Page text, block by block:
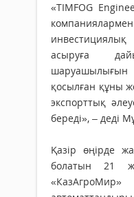
«TIMFOG
асыруға
қосылған құны
экспорттық
береді», – деді
Қазір өңірде
болатын 21
«КазАгроМир»